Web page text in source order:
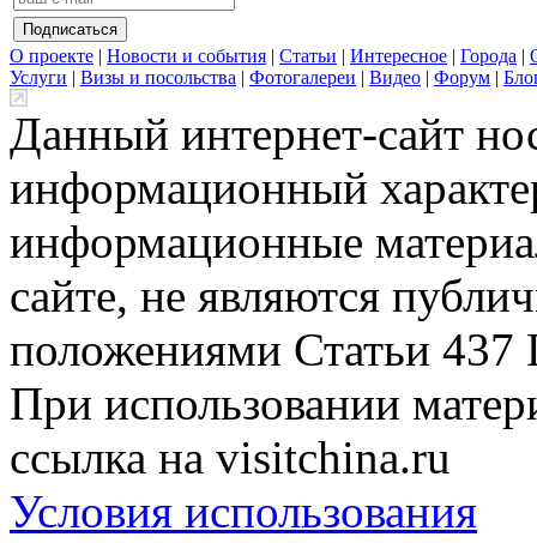
О проекте | Новости и события | Статьи | Интересное | Города |
Услуги | Визы и посольства | Фотогалереи | Видео | Форум |
Данный интернет-сайт
информационный
информационные
сайте, не являются
положениями Статьи 437
При использовании
ссылка на visitchina.ru
Условия использования